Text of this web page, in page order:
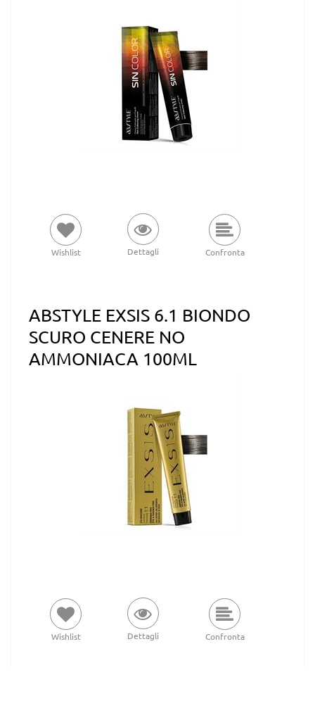
Wishlist Dettagli Confronta
ABSTYLE EXSIS 6.1 BIONDO
SCURO CENERE NO
AMMONIACA 100ML
Wishlist Dettagli Confronta